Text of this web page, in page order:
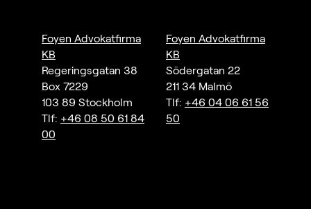
Foyen Advokatfirma
KB
Regeringsgatan 38
Box 7229
103 89 Stockholm
Tlf: +46 08 50 61 84
00
Foyen Advokatfirma
KB
Södergatan 22
211 34 Malmö
Tlf: +46 04 06 61 56
50